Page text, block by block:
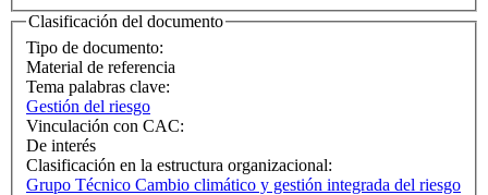
Clasificación del documento
Tipo de documento:
Material de referencia
Tema palabras clave:
Gestión del riesgo
Vinculación con CAC:
De interés
Clasificación en la estructura organizacional:
Grupo Técnico Cambio climático y gestión integrada del riesgo